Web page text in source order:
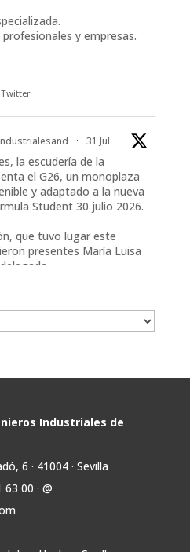
y empresas.
Twitter
· 31 Jul
la escudería de la
el G26, un monoplaza
y adaptado a la nueva
Student 30 julio 2026.
que tuvo lugar este
presentes María Luisa
Twitter
la electrificación
que permitan la
industria y transporte
encuentran en la dirección
Industriales de
6 · 41004 · Sevilla
00 · @